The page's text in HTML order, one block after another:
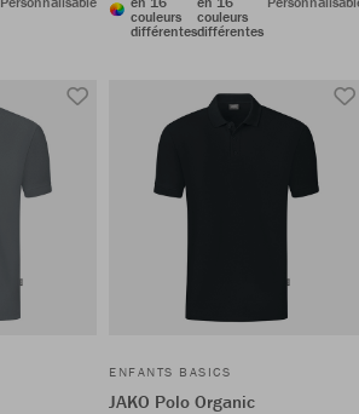
couleurs
différentes
couleurs
différentes
ENFANTS BASICS
JAKO Polo Organic